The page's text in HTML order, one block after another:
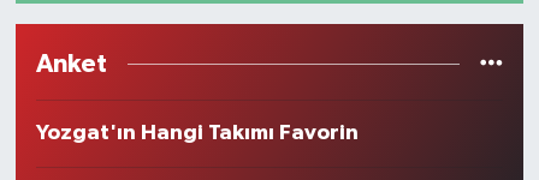
Anket
Yozgat'ın Hangi Takımı Favorin